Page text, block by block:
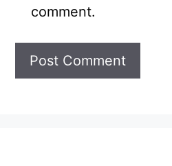
comment.